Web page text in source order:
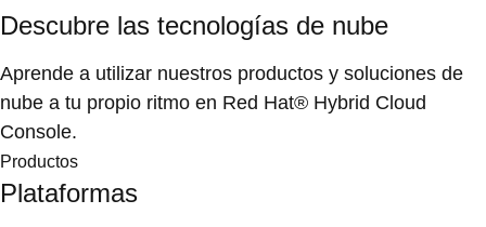
Descubre las tecnologías de nube
Aprende a utilizar nuestros productos y soluciones de
nube a tu propio ritmo en Red Hat® Hybrid Cloud
Console.
Productos
Plataformas